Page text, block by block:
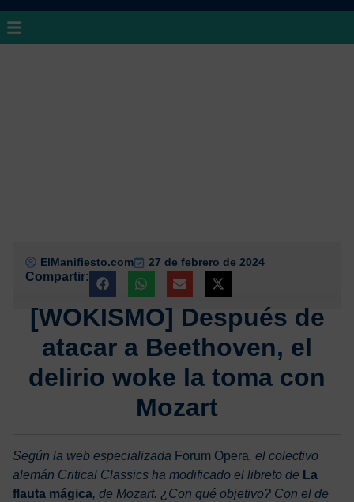
ElManifiesto.com 27 de febrero de 2024
Compartir:
[WOKISMO] Después de
atacar a Beethoven, el
delirio woke la toma con
Mozart
Según la web especializada Forum Opera, el colectivo
alemán Critical Classics ha modificado el libreto de La
flauta mágica, de Mozart. ¿Con qué objetivo? Con el de